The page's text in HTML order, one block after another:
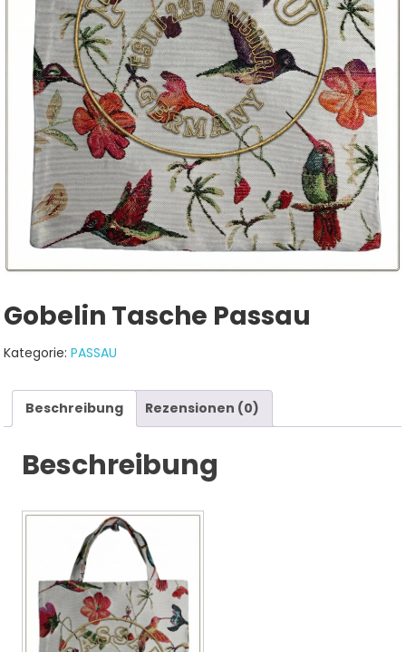
Gobelin Tasche Passau
Kategorie:PASSAU
Beschreibung Rezensionen (0)
Beschreibung